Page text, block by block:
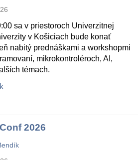
sa v priestoroch Univerzitnej
v Košiciach bude konať
nabitý prednáškami a workshopmi
mikrokontroléroch, AI,
témach.
2026